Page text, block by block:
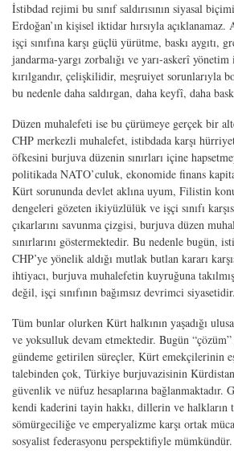
İstibdad rejimi bu sınıf saldırısının siyasal
Erdoğan’ın kişisel iktidar hırsıyla
işçi sınıfına karşı güçlü yürütme, baskı aygıtı,
jandarma-yargı zorbalığı ve yarı-askerî
kırılgandır, çelişkilidir, meşruiyet sorunlarıyla
bu nedenle daha saldırgan, daha keyfî, daha
Düzen muhalefeti ise bu çürümeye gerçek bir
CHP merkezli muhalefet, istibdada karşı
öfkesini burjuva düzenin sınırları içine
politikada NATO’culuk, ekonomide finans
Kürt sorununda devlet aklına uyum, Filistin
dengeleri gözeten ikiyüzlülük ve işçi sınıfı
çıkarlarını savunma çizgisi, burjuva düzen
sınırlarını göstermektedir. Bu nedenle bugün,
CHP’ye yönelik aldığı mutlak butlan kararı
ihtiyacı, burjuva muhalefetin kuyruğuna
değil, işçi sınıfının bağımsız devrimci siyasetidir.
Tüm bunlar olurken Kürt halkının yaşadığı
ve yoksulluk devam etmektedir. Bugün “çözüm”
gündeme getirilen süreçler, Kürt emekçilerinin
talebinden çok, Türkiye burjuvazisinin
güvenlik ve nüfuz hesaplarına bağlanmaktadır.
kendi kaderini tayin hakkı, dillerin ve halkların
sömürgeciliğe ve emperyalizme karşı ortak
sosyalist federasyonu perspektifiyle mümkündür.